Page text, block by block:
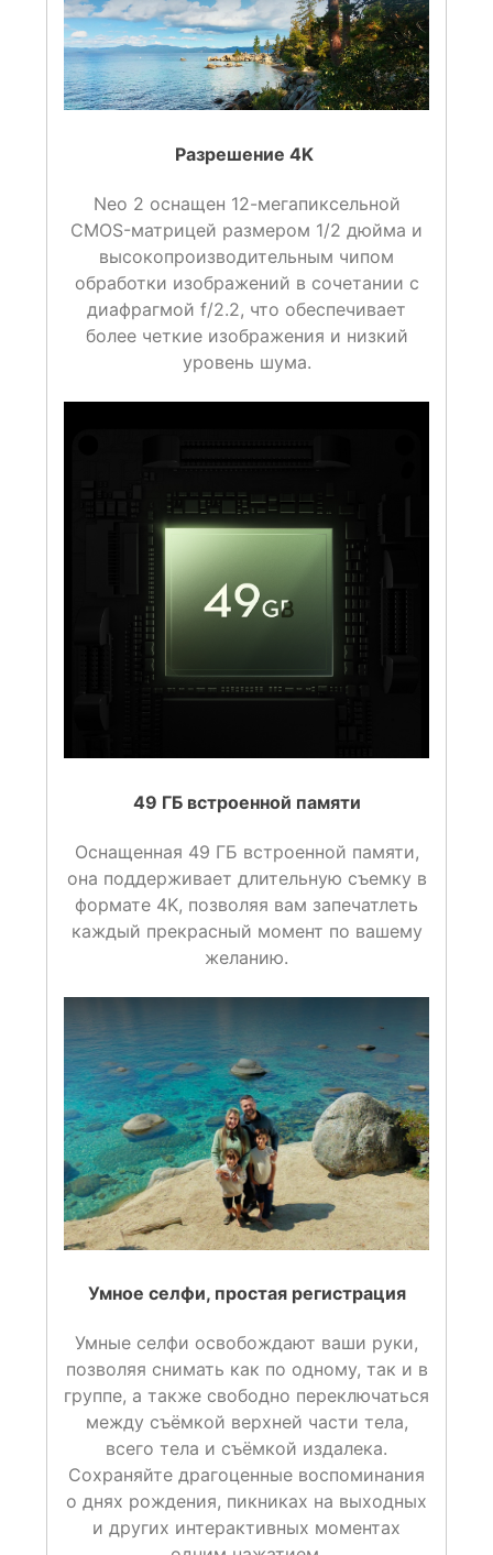
Разрешение 4K
Neo 2 оснащен 12-мегапиксельной
CMOS-матрицей размером 1/2 дюйма и
высокопроизводительным чипом
обработки изображений в сочетании с
диафрагмой f/2.2, что обеспечивает
более четкие изображения и низкий
уровень шума.
49 ГБ встроенной памяти
Оснащенная 49 ГБ встроенной памяти,
она поддерживает длительную съемку в
формате 4K, позволяя вам запечатлеть
каждый прекрасный момент по вашему
желанию.
Умное селфи, простая регистрация
Умные селфи освобождают ваши руки,
позволяя снимать как по одному, так и в
группе, а также свободно переключаться
между съёмкой верхней части тела,
всего тела и съёмкой издалека.
Сохраняйте драгоценные воспоминания
о днях рождения, пикниках на выходных
и других интерактивных моментах